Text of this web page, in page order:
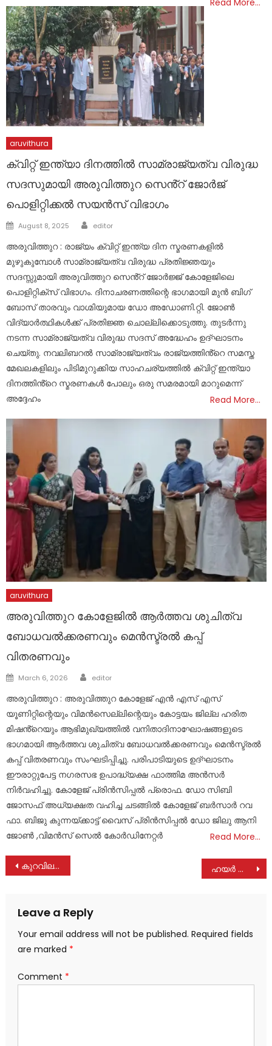
aruvithura
ക്വിറ്റ് ഇന്ത്യാ ദിനത്തിൽ സാമ്രാജ്യത്വ വിരുദ്ധ
സദസുമായി അരുവിത്തുറ സെൻ്റ് ജോർജ്
പൊളിറ്റിക്കൽ സയൻസ് വിഭാഗം
Posted
August 8, 2025 Author
editor
അരുവിത്തുറ : രാജ്യം ക്വിറ്റ് ഇന്ത്യ ദിന സ്മരണകളിൽ
മുഴുകുമ്പോൾ സാമ്രാജ്യത്വ വിരുദ്ധ പ്രതിജ്ഞയും
സദസ്സുമായി അരുവിത്തുറ സെൻ്റ് ജോർജ്ജ് കോളേജിലെ
പൊളിറ്റിക്സ് വിഭാഗം. ദിനാചരണത്തിന്റെ ഭാഗമായി മുൻ ബിഗ്
ബോസ് താരവും വാഗ്മിയുമായ ഡോ അഡോണി.റ്റി. ജോൺ
വിദ്യാർത്ഥികൾക്ക് പ്രതിജ്ഞ ചൊല്ലിക്കൊടുത്തു. തുടർന്നു
നടന്ന സാമ്രാജ്യത്വ വിരുദ്ധ സദസ് അദ്ധേഹം ഉദ്ഘാടനം
ചെയ്തു. നവലിബറൽ സാമ്രാജ്യത്വം രാജ്യത്തിൻ്റെ സമസ്ത
മേഖലകളിലും പിടിമുറുക്കിയ സാഹചര്യത്തിൽ ക്വിറ്റ് ഇന്ത്യാ
ദിനത്തിൻ്റെ സ്മരണകൾ പോലും ഒരു സമരമായി മാറുമെന്ന്
അദ്ദേഹം
Read More…
aruvithura
അരുവിത്തുറ കോളേജിൽ ആർത്തവ ശുചിത്വ
ബോധവൽക്കരണവും മെൻസ്ട്രൽ കപ്പ്
വിതരണവും
Posted
March 6, 2026 Author
editor
അരുവിത്തുറ : അരുവിത്തുറ കോളേജ് എൻ എസ് എസ്
യൂണിറ്റിന്റെയും വിമൻസെല്ലിന്റെയും കോട്ടയം ജില്ല ഹരിത
മിഷൻ്റെയും ആഭിമുഖ്യത്തിൽ വനിതാദിനാഘോഷങ്ങളുടെ
ഭാഗമായി ആർത്തവ ശുചിത്വ ബോധവൽക്കരണവും മെൻസ്ട്രൽ
കപ്പ് വിതരണവും സംഘടിപ്പിച്ചു. പരിപാടിയുടെ ഉദ്ഘാടനം
ഈരാറ്റുപേട്ട നഗരസഭ ഉപാദ്ധ്യക്ഷ ഫാത്തിമ അൻസർ
നിർവഹിച്ചു. കോളേജ് പ്രിൻസിപ്പൽ പ്രൊഫ. ഡോ സിബി
ജോസഫ് അധ്യക്ഷത വഹിച്ച ചടങ്ങിൽ കോളേജ് ബര്‍സാര്‍ റവ
ഫാ. ബിജു കുന്നയ്ക്കാട്ട് വൈസ് പ്രിൻസിപ്പൽ ഡോ ജിലു ആനി
ജോൺ ,വിമൻസ് സെൽ കോർഡിനേറ്റർ
Read More…
Post
കുറവിലങ്ങാട് വ്യാപാരി വ്യവസായി ഏകോപന സമിതി മുൻ പ്രസിഡന്റ് ടോണി ഫ്രാൻസിസ് നിര്യാതനായി ഹയർ സെക്കൻഡറിയിൽ കൂടുതൽ ബാച്ചുകൾ അനുവദിക്കാൻ സംസ്ഥാന സർക്കാർ തയ്യാറാകണം : പി.ജെ ജോസഫ് എം.എൽ.എ
Leave a Reply
Your email address will not be published. Required fields
are marked *
Comment *